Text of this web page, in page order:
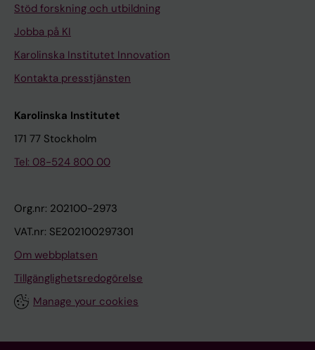
Stöd forskning och utbildning
Jobba på KI
Karolinska Institutet Innovation
Kontakta presstjänsten
Karolinska Institutet
171 77 Stockholm
Tel: 08-524 800 00
Org.nr: 202100-2973
VAT.nr: SE202100297301
Om webbplatsen
Tillgänglighetsredogörelse
Manage your cookies